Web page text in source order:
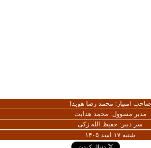
صاحب امتیاز: محمد رضا هویدا
مدیر مسوول: محمد هدایت
سر دبیر: حفیظ الله زکی
شنبه ۱۷ اسد ۱۴۰۵